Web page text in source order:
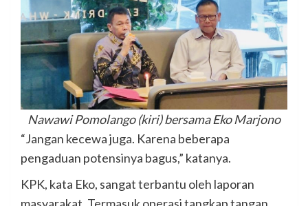
Nawawi Pomolango (kiri) bersama Eko Marjono
“Jangan kecewa juga. Karena beberapa
pengaduan potensinya bagus,” katanya.
KPK, kata Eko, sangat terbantu oleh laporan